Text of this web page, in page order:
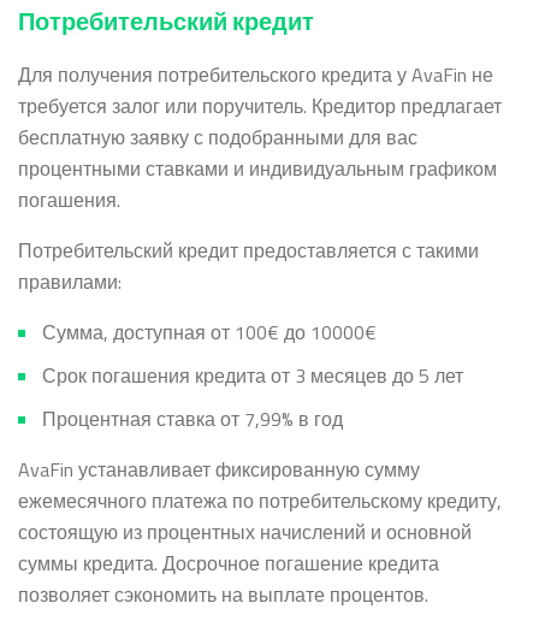
Потребительский кредит
Для получения потребительского кредита у AvaFin не
требуется залог или поручитель. Кредитор предлагает
бесплатную заявку с подобранными для вас
процентными ставками и индивидуальным графиком
погашения.
Потребительский кредит предоставляется с такими
правилами:
Сумма, доступная от 100€ до 10000€
Срок погашения кредита от 3 месяцев до 5 лет
Процентная ставка от 7,99% в год
AvaFin устанавливает фиксированную сумму
ежемесячного платежа по потребительскому кредиту,
состоящую из процентных начислений и основной
суммы кредита. Досрочное погашение кредита
позволяет сэкономить на выплате процентов.